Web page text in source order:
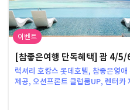
이벤트
[참좋은여행 단독혜택] 괌 4/5/
럭셔리 호캉스 롯데호텔, 참좋은옇애
제공, 오션프론트 클럽룸UP, 렌터카